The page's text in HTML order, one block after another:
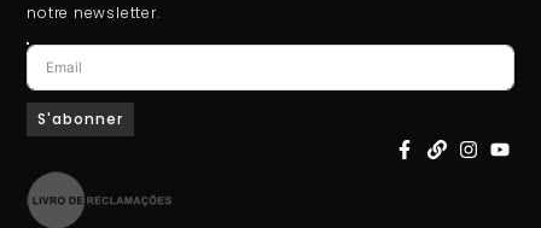
notre newsletter.
S'abonner